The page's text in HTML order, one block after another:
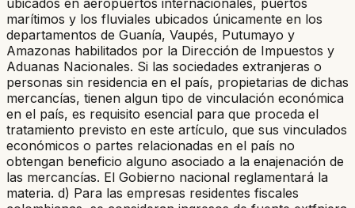
ubicados en aeropuertos internacionales, puertos
marítimos y los fluviales ubicados únicamente en los
departamentos de Guanía, Vaupés, Putumayo y
Amazonas habilitados por la Dirección de Impuestos y
Aduanas Nacionales. Si las sociedades extranjeras o
personas sin residencia en el país, propietarias de dichas
mercancías, tienen algun tipo de vinculación económica
en el país, es requisito esencial para que proceda el
tratamiento previsto en este artículo, que sus vinculados
económicos o partes relacionadas en el país no
obtengan beneficio alguno asociado a la enajenación de
las mercancías. El Gobierno nacional reglamentará la
materia. d) Para las empresas residentes fiscales